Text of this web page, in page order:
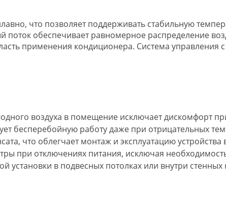
что позволяет поддерживать стабильную
обеспечивает равномерное распределение
применения кондиционера. Система управления
воздуха в помещение исключает дискомфорт
бесперебойную работу даже при отрицательных
что облегчает монтаж и эксплуатацию устройства
при отключениях питания, исключая
установки в подвесных потолках или внутри